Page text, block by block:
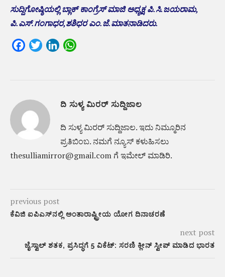
ಸುದ್ದಿಗೋಷ್ಠಿಯಲ್ಲಿ ಬ್ಲಾಕ್ ಕಾಂಗ್ರೆಸ್ ಮಾಜಿ ಅಧ್ಯಕ್ಷ ಪಿ.ಸಿ.ಜಯರಾಮ,
ಪಿ.ಎಸ್.ಗಂಗಾಧರ,ಶಶಿಧರ ಎಂ.ಜೆ.ಮಾತನಾಡಿದರು.
FacebookTwitterLinkedIn
ದಿ ಸುಳ್ಯ ಮಿರರ್ ಸುದ್ದಿಜಾಲ
ದಿ ಸುಳ್ಯ ಮಿರರ್‌ ಸುದ್ದಿಜಾಲ. ಇದು ನಿಮ್ಮೂರಿನ
ಪ್ರತಿಬಿಂಬ. ನಮಗೆ ನ್ಯೂಸ್‌ ಕಳುಹಿಸಲು
thesulliamirror@gmail.com ಗೆ ಇಮೇಲ್ ಮಾಡಿರಿ.
previous post
ಕೆವಿಜಿ ಐಪಿಎಸ್‌ನಲ್ಲಿ ಅಂತಾರಾಷ್ಟ್ರೀಯ ಯೋಗ ದಿನಾಚರಣೆ
next post
ಜೈಸ್ವಾಲ್ ಶತಕ, ಪ್ರಸಿದ್ಧಗೆ 5 ವಿಕೆಟ್‌: ಸರಣಿ ಕ್ಲೀನ್‌ ಸ್ವೀಪ್ ಮಾಡಿದ ಭಾರತ